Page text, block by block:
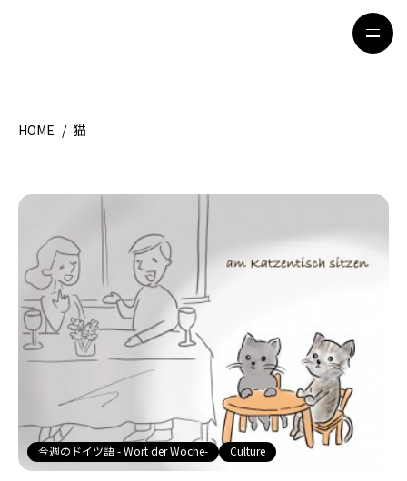
HOME
観光ガイド
ライフスタイル
著者一覧
ライター募集
HOME / 猫
今週のドイツ語 - Wort der Woche- Culture